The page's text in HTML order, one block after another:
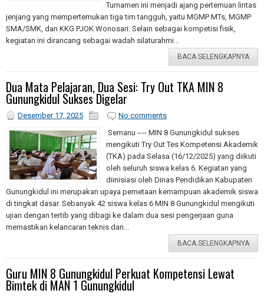
Turnamen ini menjadi ajang pertemuan lintas
jenjang yang mempertemukan tiga tim tangguh, yaitu MGMP MTs, MGMP
SMA/SMK, dan KKG PJOK Wonosari. Selain sebagai kompetisi fisik,
kegiatan ini dirancang sebagai wadah silaturahmi...
BACA SELENGKAPNYA
Dua Mata Pelajaran, Dua Sesi: Try Out TKA MIN 8
Gunungkidul Sukses Digelar
Desember 17, 2025
No comments
Semanu ---- MIN 8 Gunungkidul sukses
mengikuti Try Out Tes Kompetensi Akademik
(TKA) pada Selasa (16/12/2025) yang diikuti
oleh seluruh siswa kelas 6. Kegiatan yang
diinisiasi oleh Dinas Pendidikan Kabupaten
Gunungkidul ini merupakan upaya pemetaan kemampuan akademik siswa
di tingkat dasar. Sebanyak 42 siswa kelas 6 MIN 8 Gunungkidul mengikuti
ujian dengan tertib yang dibagi ke dalam dua sesi pengerjaan guna
memastikan kelancaran teknis dan...
BACA SELENGKAPNYA
Guru MIN 8 Gunungkidul Perkuat Kompetensi Lewat
Bimtek di MAN 1 Gunungkidul